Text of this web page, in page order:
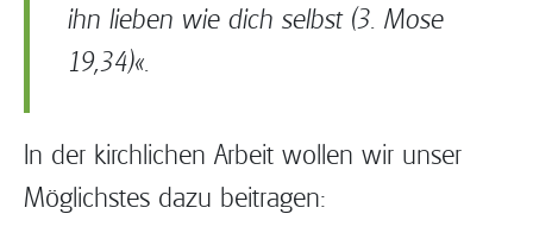
ihn lieben wie dich selbst (3. Mose
19,34)«.
In der kirchlichen Arbeit wollen wir unser
Möglichstes dazu beitragen: